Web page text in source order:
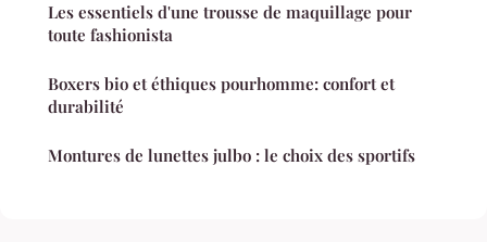
Les essentiels d'une trousse de maquillage pour
toute fashionista
Boxers bio et éthiques pourhomme: confort et
durabilité
Montures de lunettes julbo : le choix des sportifs